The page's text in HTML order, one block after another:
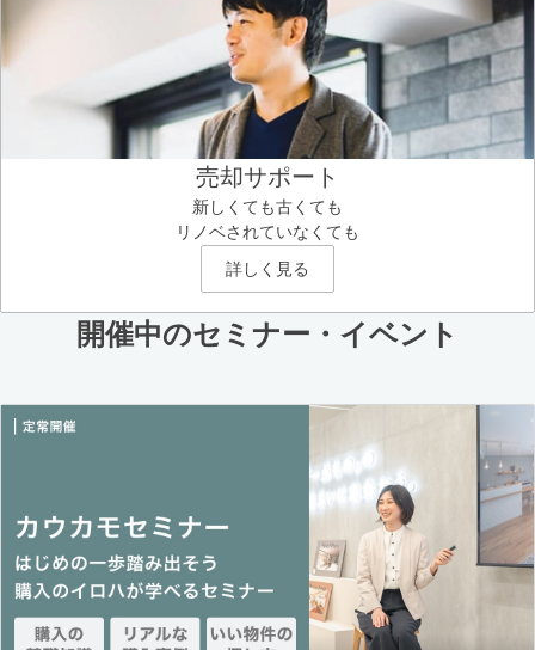
売却サポート
新しくても古くても
リノベされていなくても
詳しく見る
開催中のセミナー・イベント